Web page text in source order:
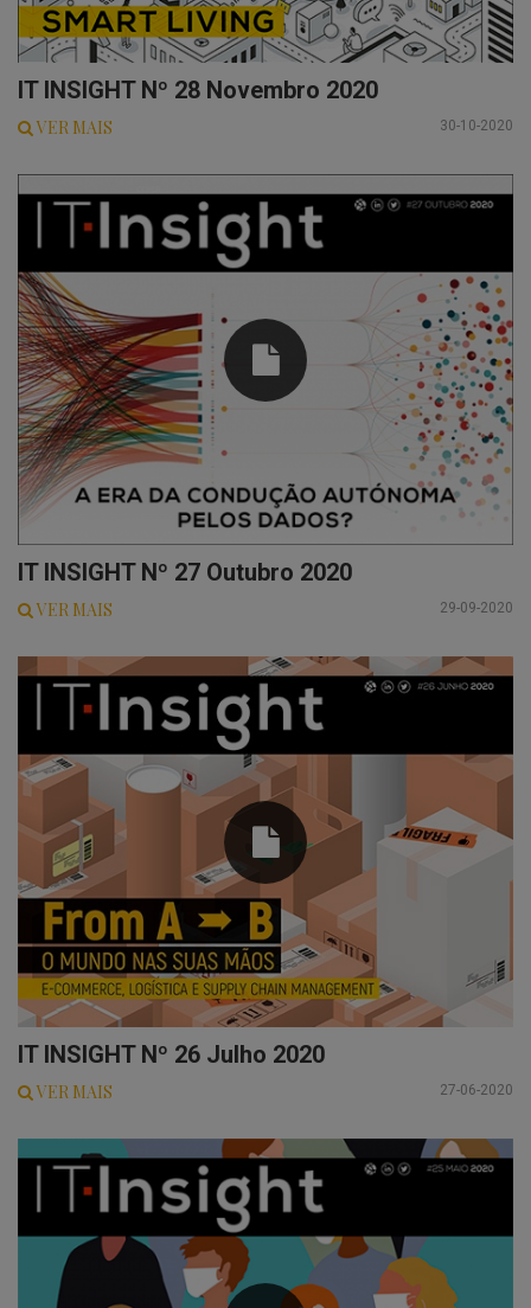
IT INSIGHT Nº 28 Novembro 2020
30-10-2020
VER MAIS
IT INSIGHT Nº 27 Outubro 2020
29-09-2020
VER MAIS
IT INSIGHT Nº 26 Julho 2020
27-06-2020
VER MAIS